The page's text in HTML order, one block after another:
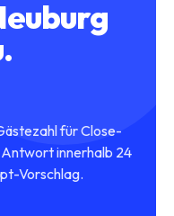
.
für Close-
innerhalb 24
Vorschlag.